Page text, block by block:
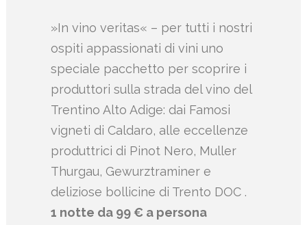
»In vino veritas« – per tutti i nostri
ospiti appassionati di vini uno
speciale pacchetto per scoprire i
produttori sulla strada del vino del
Trentino Alto Adige: dai Famosi
vigneti di Caldaro, alle eccellenze
produttrici di Pinot Nero, Muller
Thurgau, Gewurztraminer e
deliziose bollicine di Trento DOC .
1 notte da 99 € a persona